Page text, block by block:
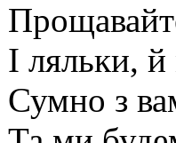
І ляльки,
Сумно з